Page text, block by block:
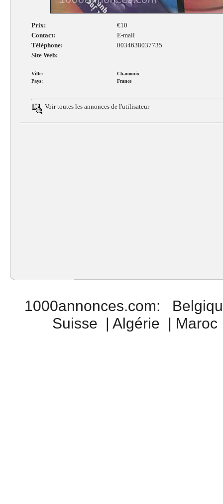
Prix:
€10
Contact:
E-mail
Téléphone:
0034638037735
Site Web:
Ville:
Chamonix
Pays:
France
Voir toutes les annonces de l'utilisateur
1000annonces.com:
Suisse | Algérie | Maroc